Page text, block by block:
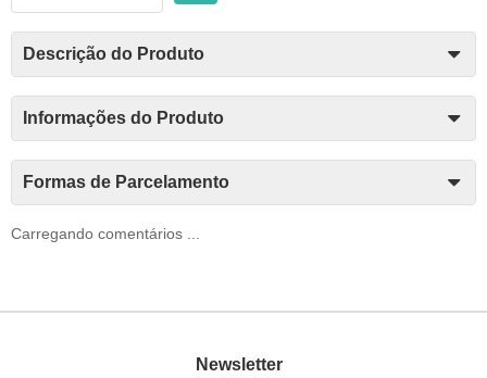
Descrição do Produto
Informações do Produto
Formas de Parcelamento
Carregando comentários ...
Newsletter